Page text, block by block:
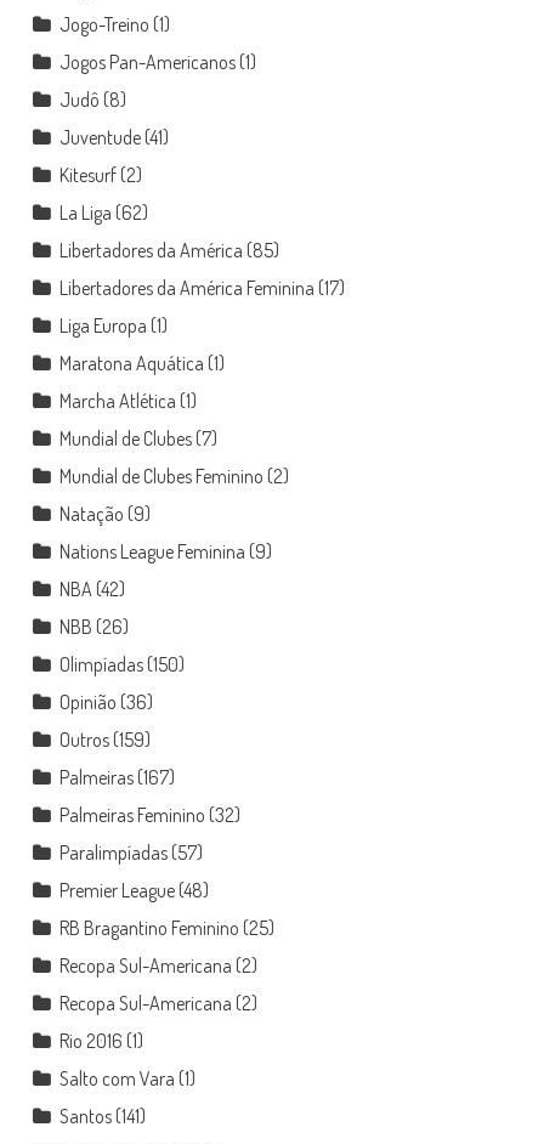
Jogo-Treino (1)
Jogos Pan-Americanos(1)
Judô (8)
Juventude(41)
Kitesurf(2)
La Liga (62)
Libertadores da América (85)
Libertadores da América Feminina (17)
Liga Europa (1)
Maratona Aquática (1)
Marcha Atlética (1)
Mundial de Clubes(7)
Mundial de Clubes Feminino (2)
Natação (9)
Nations League Feminina (9)
NBA (42)
NBB (26)
Olimpíadas(150)
Opinião (36)
Outros(159)
Palmeiras(167)
Palmeiras Feminino (32)
Paralimpíadas(57)
Premier League(48)
RB Bragantino Feminino (25)
Recopa Sul-Americana (2)
Recopa Sul-Americana (2)
Rio 2016 (1)
Salto com Vara (1)
Santos(141)